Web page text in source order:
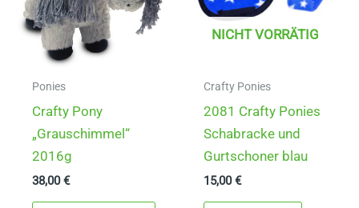
Ponies
Crafty Pony
„Grauschimmel“
2016g
38,00€
NICHT VORRÄTIG
Crafty Ponies
2081 Crafty Ponies
Schabracke und
Gurtschoner blau
15,00€